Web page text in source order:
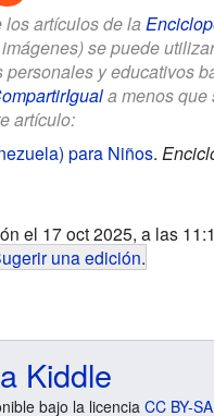
los artículos de la
se puede utilizar
y educativos
a menos
artículo:
para Niños.
el 17 oct 2025, a las
una edición.
Kiddle
bajo la licencia CC BY-